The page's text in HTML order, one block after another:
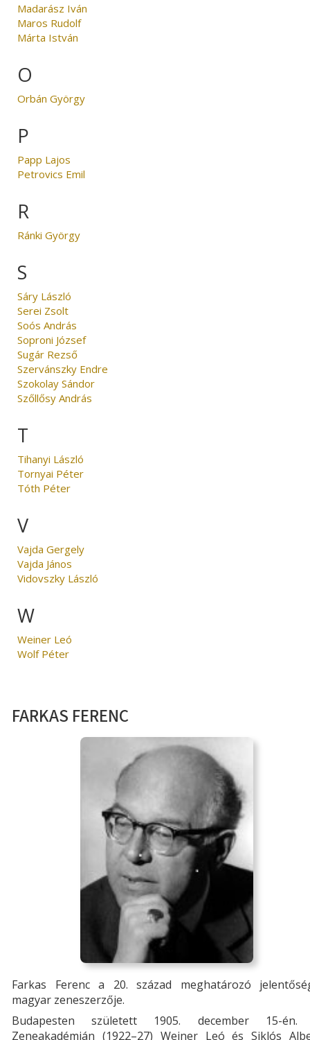
Madarász Iván
Maros Rudolf
Márta István
O
Orbán György
P
Papp Lajos
Petrovics Emil
R
Ránki György
S
Sáry László
Serei Zsolt
Soós András
Soproni József
Sugár Rezső
Szervánszky Endre
Szokolay Sándor
Szőllősy András
T
Tihanyi László
Tornyai Péter
Tóth Péter
V
Vajda Gergely
Vajda János
Vidovszky László
W
Weiner Leó
Wolf Péter
FARKAS FERENC
Farkas Ferenc a 20. század meghatározó
magyar zeneszerzője.
Budapesten született 1905. december 15-én.
Zeneakadémián (1922–27) Weiner Leó és Siklós